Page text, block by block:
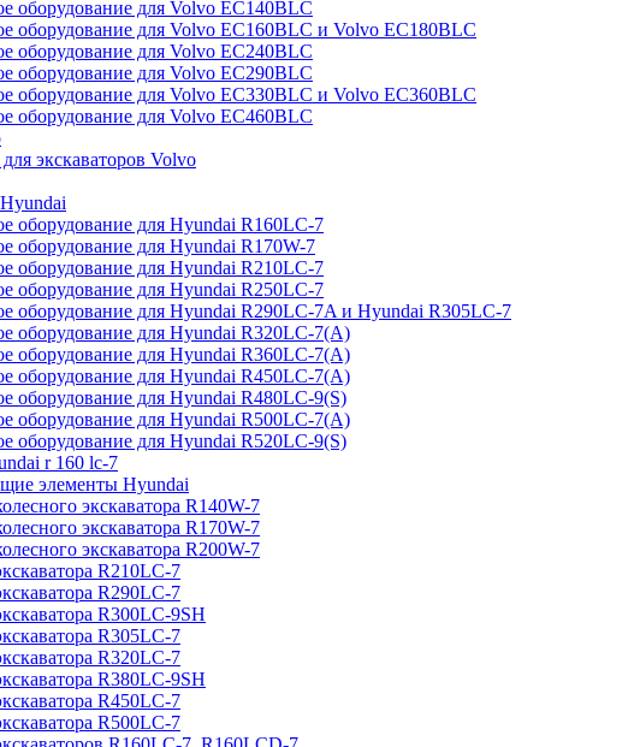
оборудование для Volvo EC140BLC
оборудование для Volvo EC160BLC и Volvo EC180BLC
оборудование для Volvo EC240BLC
оборудование для Volvo EC290BLC
оборудование для Volvo EC330BLC и Volvo EC360BLC
оборудование для Volvo EC460BLC
экскаваторов Volvo
оборудование для Hyundai R160LC-7
оборудование для Hyundai R170W-7
оборудование для Hyundai R210LC-7
оборудование для Hyundai R250LC-7
оборудование для Hyundai R290LC-7A и Hyundai R305LC-7
оборудование для Hyundai R320LC-7(A)
оборудование для Hyundai R360LC-7(A)
оборудование для Hyundai R450LC-7(A)
оборудование для Hyundai R480LC-9(S)
оборудование для Hyundai R500LC-7(A)
оборудование для Hyundai R520LC-9(S)
r 160 lc-7
элементы Hyundai
экскаватора R140W-7
экскаватора R170W-7
экскаватора R200W-7
R210LC-7
R290LC-7
R300LC-9SH
R305LC-7
R320LC-7
R380LC-9SH
R450LC-7
R500LC-7